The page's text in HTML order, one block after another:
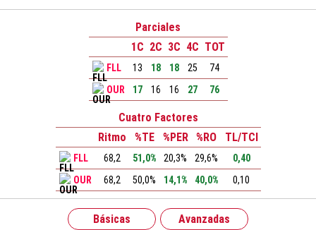
Parciales
1C 2C 3C 4C TOT
FLL 13 18 18 25
74
OUR
17 16 16 27 76
Cuatro Factores
Ritmo
%TE %PER %RO TL/TCI
FLL 68,2 51,0% 20,3% 29,6%
0,40
OUR
68,2 50,0% 14,1% 40,0% 0,10
Básicas Avanzadas